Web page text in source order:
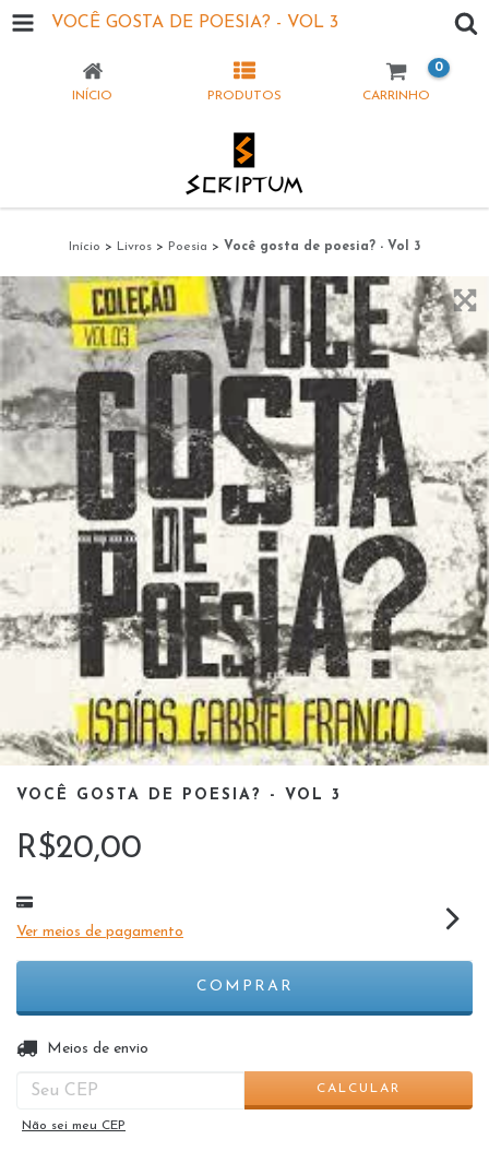
VOCÊ GOSTA DE POESIA? - VOL 3
INÍCIO PRODUTOS CARRINHO
0
Início > Livros > Poesia > Você gosta de poesia? - Vol 3
VOCÊ GOSTA DE POESIA? - VOL 3
R$20,00
Ver meios de pagamento
Entregas para o CEP:
Meios de envio
CALCULAR
Não sei meu CEP